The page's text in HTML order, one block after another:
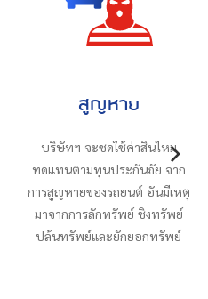
รถไฟไหม้
บริษัทฯ จะชดใช้ค่าสินไหม
ทดแทนตามความเสียหายจาก
ไฟไหม้ ไม่ว่าจะเป็นการไหม้โดย
ตัวของรถยนต์เอง หรือเป็นการ
ไหม้ที่เกิดจากสาเหตุอื่นๆ